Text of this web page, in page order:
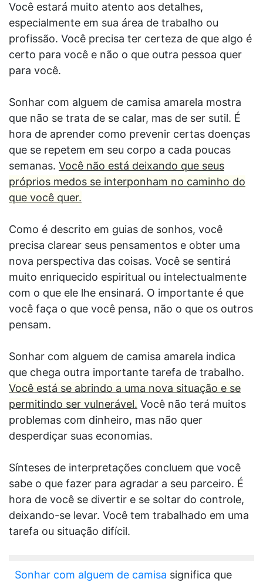
Você estará muito atento aos detalhes,
especialmente em sua área de trabalho ou
profissão. Você precisa ter certeza de que algo é
certo para você e não o que outra pessoa quer
para você.
Sonhar com alguem de camisa amarela mostra
que não se trata de se calar, mas de ser sutil. É
hora de aprender como prevenir certas doenças
que se repetem em seu corpo a cada poucas
semanas. Você não está deixando que seus
próprios medos se interponham no caminho do
que você quer.
Como é descrito em guias de sonhos, você
precisa clarear seus pensamentos e obter uma
nova perspectiva das coisas. Você se sentirá
muito enriquecido espiritual ou intelectualmente
com o que ele lhe ensinará. O importante é que
você faça o que você pensa, não o que os outros
pensam.
Sonhar com alguem de camisa amarela indica
que chega outra importante tarefa de trabalho.
Você está se abrindo a uma nova situação e se
permitindo ser vulnerável. Você não terá muitos
problemas com dinheiro, mas não quer
desperdiçar suas economias.
Sínteses de interpretações concluem que você
sabe o que fazer para agradar a seu parceiro. É
hora de você se divertir e se soltar do controle,
deixando-se levar. Você tem trabalhado em uma
tarefa ou situação difícil.
Sonhar com alguem de camisa significa que